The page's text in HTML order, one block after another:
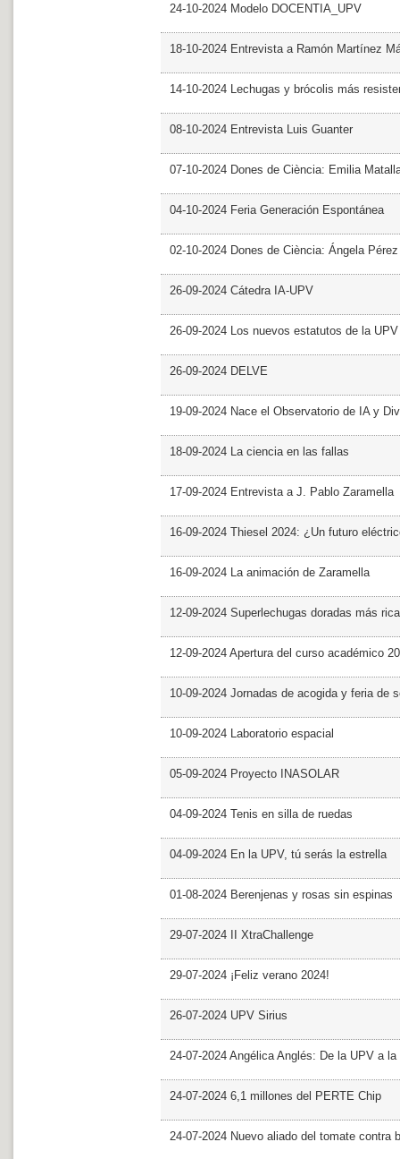
24-10-2024 Modelo DOCENTIA_UPV
18-10-2024 Entrevista a Ramón Martínez
14-10-2024 Lechugas y brócolis más
08-10-2024 Entrevista Luis Guanter
07-10-2024 Dones de Ciència: Emilia
04-10-2024 Feria Generación Espontánea
02-10-2024 Dones de Ciència: Ángela Pérez
26-09-2024 Cátedra IA-UPV
26-09-2024 Los nuevos estatutos de la
26-09-2024 DELVE
19-09-2024 Nace el Observatorio de IA y
18-09-2024 La ciencia en las fallas
17-09-2024 Entrevista a J. Pablo Zaramella
16-09-2024 Thiesel 2024: ¿Un futuro
16-09-2024 La animación de Zaramella
12-09-2024 Superlechugas doradas más
12-09-2024 Apertura del curso académico
10-09-2024 Jornadas de acogida y feria de
10-09-2024 Laboratorio espacial
05-09-2024 Proyecto INASOLAR
04-09-2024 Tenis en silla de ruedas
04-09-2024 En la UPV, tú serás la estrella
01-08-2024 Berenjenas y rosas sin espinas
29-07-2024 II XtraChallenge
29-07-2024 ¡Feliz verano 2024!
26-07-2024 UPV Sirius
24-07-2024 Angélica Anglés: De la UPV a
24-07-2024 6,1 millones del PERTE Chip
24-07-2024 Nuevo aliado del tomate contra